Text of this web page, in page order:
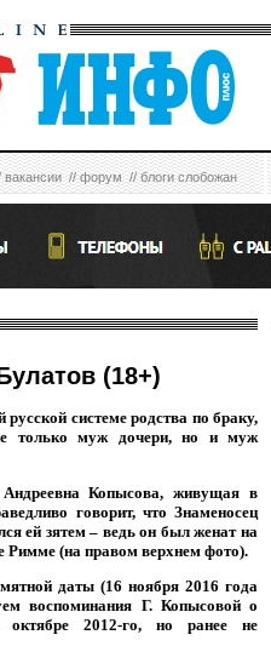
вакансии//форум//блоги слобожан
(18+)
русской системе родства по браку,
только муж дочери, но и муж
Копысова, живущая в
говорит, что Знаменосец
ей зятем – ведь он был женат на
Римме (на правом верхнем фото).
даты (16 ноября 2016 года
воспоминания Г. Копысовой о
октябре 2012-го, но ранее не